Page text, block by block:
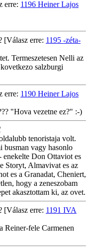
erre: 1196 Heiner Lajos
[Válasz erre: 1195 -zéta-
Termeszetesen Nelli az
salzburgi
erre: 1190 Heiner Lajos
"Hova vezetne ez?" :-)
tenoristaja volt.
busman vagy hasonlo
enekelte Don Ottaviot es
Storyt, Almavivat es az
es a Granadat, Cheniert,
hogy a zeneszobam
akasztottam ki, az ovet.
[Válasz erre: 1191 IVA
Reiner-fele Carmenen